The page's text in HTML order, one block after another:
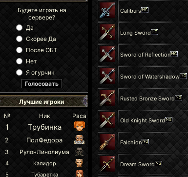
Будете играть на
сервере?
Да
Скорее Да
После ОБТ
Нет
Я огурчик
Лучшие игроки
№
Ник Раса
1 Трубинка
2 ПолФедора
3 РулонЛинолиума
4
Калидор
5
Тубаретка
Caliburs
Long Sword
Sword of Reflection
Sword of Watershadow
Rusted Bronze Sword
Old Knight Sword
Falchion
Dream Sword